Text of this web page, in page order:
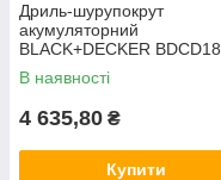
Дриль-шурупокрут
акумуляторний
BLACK+DECKER BDCD18
В наявності
4 635,80 ₴
Купити